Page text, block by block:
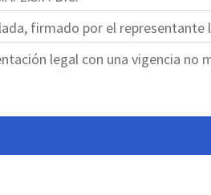
firmado por el representante
legal con una vigencia no